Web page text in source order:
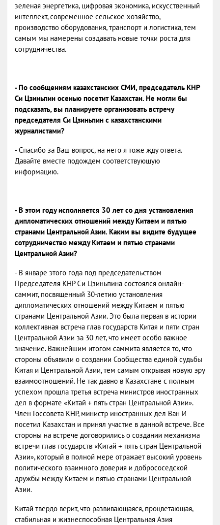
зеленая энергетика, цифровая экономика, искусственный
интеллект, современное сельское хозяйство,
производство оборудования, транспорт и логистика, тем
самым мы намерены создавать новые точки роста для
сотрудничества.
- По сообщениям казахстанских СМИ, председатель КНР
Си Цзиньпин осенью посетит Казахстан. Не могли бы
подсказать, вы планируете организовать встречу
председателя Си Цзиньпин с казахстанскими
журналистами?
- Спасибо за Ваш вопрос, на него я тоже жду ответа.
Давайте вместе подождем соответствующую
информацию.
- В этом году исполняется 30 лет со дня установления
дипломатических отношений между Китаем и пятью
странами Центральной Азии. Каким вы видите будущее
сотрудничество между Китаем и пятью странами
Центральной Азии?
- В январе этого года под председательством
Председателя КНР Си Цзиньпина состоялся онлайн-
саммит, посвященный 30-летию установления
дипломатических отношений между Китаем и пятью
странами Центральной Азии. Это была первая в истории
коллективная встреча глав государств Китая и пяти стран
Центральной Азии за 30 лет, что имеет особо важное
значение. Важнейшим итогом саммита является то, что
стороны объявили о создании Сообщества единой судьбы
Китая и Центральной Азии, тем самым открывая новую эру
взаимоотношений. Не так давно в Казахстане с полным
успехом прошла третья встреча министров иностранных
дел в формате «Китай + пять стран Центральной Азии».
Член Госсовета КНР, министр иностранных дел Ван И
посетил Казахстан и принял участие в данной встрече. Все
стороны на встрече договорились о создании механизма
встречи глав государств «Китай + пять стран Центральной
Азии», который в полной мере отражает высокий уровень
политического взаимного доверия и добрососедской
дружбы между Китаем и пятью странами Центральной
Азии.
Китай твердо верит, что развивающаяся, процветающая,
стабильная и жизнеспособная Центральная Азия